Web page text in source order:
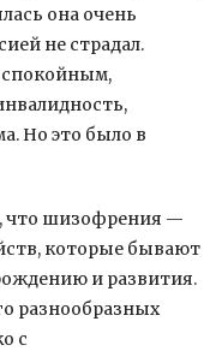
она очень
не страдал.
спокойным,
Но это было в
что шизофрения —
которые бывают
и развития.
разнообразных
с